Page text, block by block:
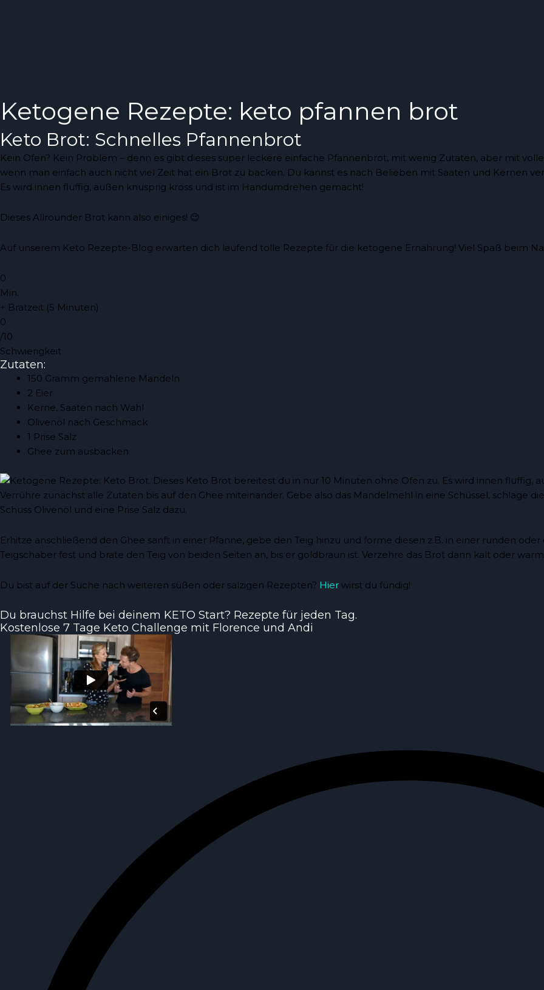
Ketogene Rezepte: keto pfannen brot
Keto Brot: Schnelles Pfannenbrot
Kein Ofen? Kein Problem – denn es gibt dieses super leckere einfache Pfannenbrot, mit wenig Zutaten, aber mit
wenn man einfach auch nicht viel Zeit hat ein Brot zu backen. Du kannst es nach Belieben mit Saaten und Kernen
Es wird innen fluffig, außen knusprig kross und ist im Handumdrehen gemacht!
Dieses Allrounder Brot kann also einiges! 😉
Auf unserem Keto Rezepte-Blog erwarten dich laufend tolle Rezepte für die ketogene Ernährung! Viel Spaß beim
0
Min.
+ Bratzeit (5 Minuten)
0
/10
Schwierigkeit
Zutaten:
150 Gramm gemahlene Mandeln
2 Eier
Kerne, Saaten nach Wahl
Olivenöl nach Geschmack
1 Prise Salz
Ghee zum ausbacken
Verrühre zunächst alle Zutaten bis auf den Ghee miteinander. Gebe also das Mandelmehl in eine Schüssel, schlage
Schuss Olivenöl und eine Prise Salz dazu.
Erhitze anschließend den Ghee sanft in einer Pfanne, gebe den Teig hinzu und forme diesen z.B. in einer runden
Teigschaber fest und brate den Teig von beiden Seiten an, bis er goldbraun ist. Verzehre das Brot dann kalt oder
Du bist auf der Suche nach weiteren süßen oder salzigen Rezepten? Hier wirst du fündig!
Du brauchst Hilfe bei deinem KETO Start? Rezepte für jeden Tag.
Kostenlose 7 Tage Keto Challenge mit Florence und Andi